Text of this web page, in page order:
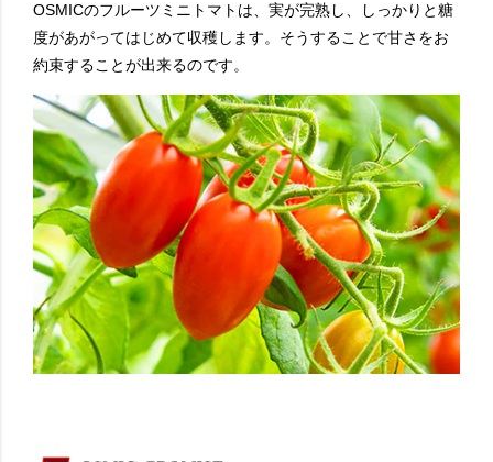
OSMICのフルーツミニトマトは、実が完熟し、しっかりと糖
度があがってはじめて収穫します。そうすることで甘さをお
約束することが出来るのです。